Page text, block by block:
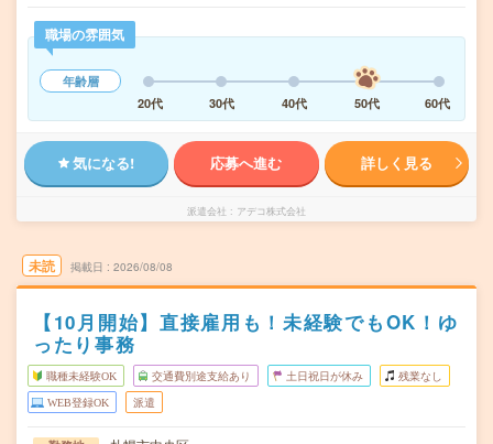
職場の雰囲気
年齢層
20代
30代 40代 50代 60代
気になる! 応募へ進む 詳しく見る
派遣会社 アデコ株式会社
未読 掲載日 2026/08/08
【10月開始】直接雇用も！未経験でもOK！ゆ
ったり事務
職種未経験OK 交通費別途支給あり 土日祝日が休み 残業なし
WEB登録OK 派遣